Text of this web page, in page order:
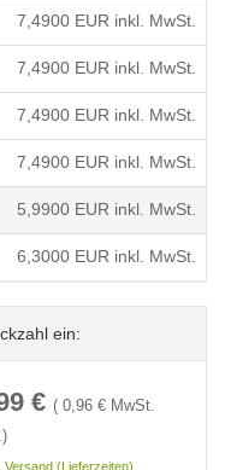
7,4900 EUR inkl. MwSt.
7,4900 EUR inkl. MwSt.
7,4900 EUR inkl. MwSt.
7,4900 EUR inkl. MwSt.
5,9900 EUR inkl. MwSt.
6,3000 EUR inkl. MwSt.
ein:
€ ( 0,96 € MwSt.
Versand (Lieferzeiten)